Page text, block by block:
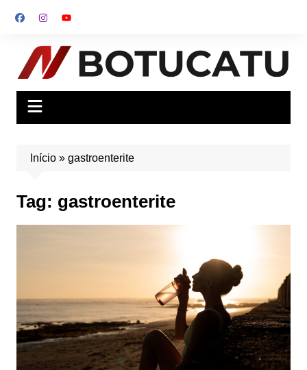
para
conteúdo
Início» gastroenterite
Tag: gastroenterite